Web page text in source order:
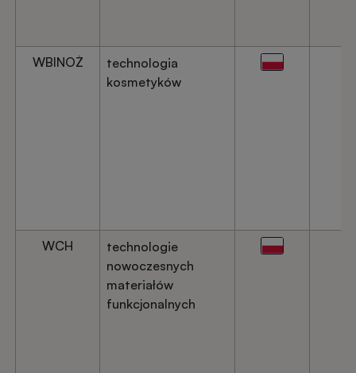
WBINOŻ
technologia
kosmetyków
WCH
technologie
nowoczesnych
materiałów
funkcjonalnych